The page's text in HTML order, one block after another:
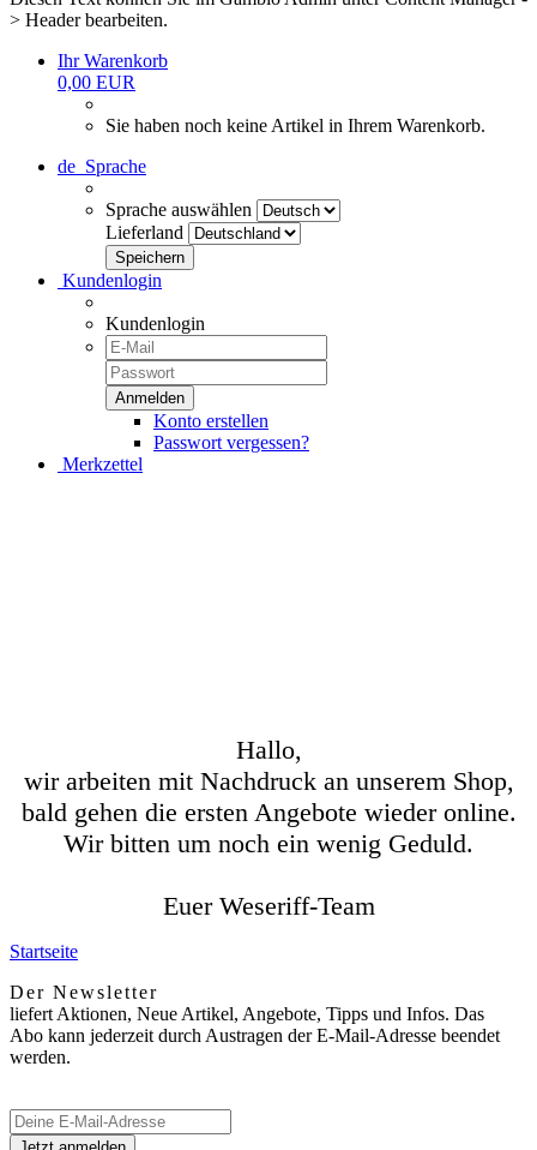
> Header bearbeiten.
Ihr Warenkorb
0,00 EUR
Sie haben noch keine Artikel in Ihrem Warenkorb.
de Sprache
Sprache auswählen
Lieferland
Kundenlogin
Kundenlogin
Konto erstellen
Passwort vergessen?
Merkzettel
Hallo,
wir arbeiten mit Nachdruck an unserem Shop,
bald gehen die ersten Angebote wieder online.
Wir bitten um noch ein wenig Geduld.
Euer Weseriff-Team
Startseite
Der Newsletter
liefert Aktionen, Neue Artikel, Angebote, Tipps und Infos. Das
Abo kann jederzeit durch Austragen der E-Mail-Adresse beendet
werden.